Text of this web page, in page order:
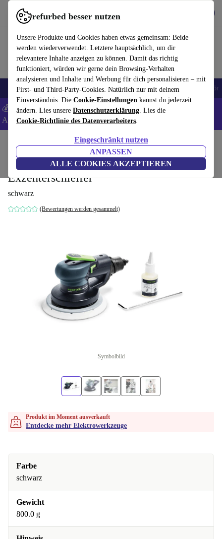
refurbed besser nutzen
Unsere Produkte und Cookies haben etwas gemeinsam: Beide
werden wiederverwendet. Letztere hauptsächlich, um dir
relevantere Inhalte anzeigen zu können. Damit das richtig
funktioniert, würden wir gerne dein Browsing-Verhalten
analysieren und Inhalte und Werbung für dich personalisieren – mit
First- und Third-Party-Cookies. Natürlich nur mit deinem
Einverständnis. Die Cookie-Einstellungen kannst du jederzeit
ändern. Lies unsere Datenschutzerklärung. Lies die
Cookie-Richtlinie des Datenverarbeiters.
Eingeschränkt nutzen
ANPASSEN
ALLE COOKIES AKZEPTIEREN
refurbed schnell und einfach nutzen
🎒 Back to school Handys Laptops Tablets Smartwatches Zubehör
💰 Extra -8% auf Samsung- und Google-Smartphones - Code:
ANDROID8 -AGB
Elektrowerkzeuge
Festool LEX 3 150/3 Druckluft-
Exzenterschleifer
schwarz
(Bewertungen werden gesammelt)
Symbolbild
Produkt im Moment ausverkauft
Entdecke mehr Elektrowerkzeuge
Farbe
schwarz
Gewicht
800.0 g